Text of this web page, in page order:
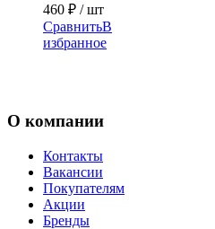
460 ₽ / шт
СравнитьВ
избранное
О компании
Контакты
Вакансии
Покупателям
Акции
Бренды